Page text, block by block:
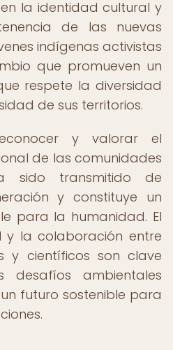
la identidad cultural y
de las nuevas
indígenas activistas
que promueven un
respete la diversidad
de sus territorios.
y valorar el
de las comunidades
sido transmitido de
y constituye un
para la humanidad. El
y la colaboración entre
y científicos son clave
desafíos ambientales
futuro sostenible para